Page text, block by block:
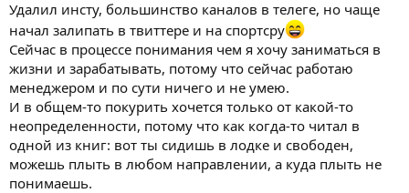
Удалил инсту, большинство каналов в телеге, но чаще
начал залипать в твиттере и на спортсру
Сейчас в процессе понимания чем я хочу заниматься в
жизни и зарабатывать, потому что сейчас работаю
менеджером и по сути ничего и не умею.
И в общем-то покурить хочется только от какой-то
неопределенности, потому что как когда-то читал в
одной из книг: вот ты сидишь в лодке и свободен,
можешь плыть в любом направлении, а куда плыть не
понимаешь.